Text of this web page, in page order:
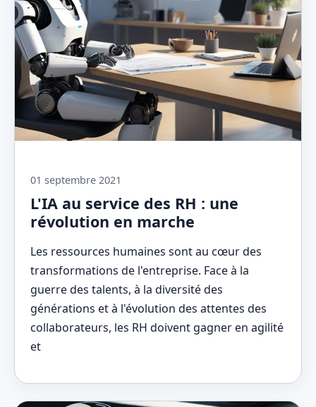
01 septembre 2021
L'IA au service des RH : une
révolution en marche
Les ressources humaines sont au cœur des
transformations de l'entreprise. Face à la
guerre des talents, à la diversité des
générations et à l'évolution des attentes des
collaborateurs, les RH doivent gagner en agilité
et